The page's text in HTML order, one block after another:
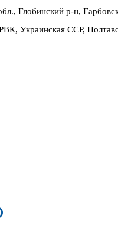
Глобинский р-н,
Украинская ССР,